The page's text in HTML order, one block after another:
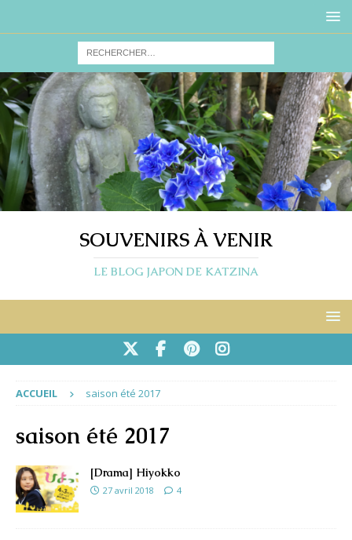
SOUVENIRS À VENIR
LE BLOG JAPON DE KATZINA
ACCUEIL saison été 2017
saison été 2017
[Drama] Hiyokko
27 avril 2018 4